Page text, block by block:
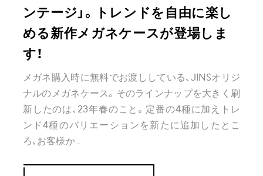
ンテージ」。トレンドを自由に楽し
める新作メガネケースが登場しま
す！
メガネ購入時に無料でお渡ししている、JINSオリジ
ナルのメガネケース。そのラインナップを大きく刷
新したのは、23年春のこと。定番の4種に加えトレ
ンド4種のバリエーションを新たに追加したとこ
ろ、お客様か...